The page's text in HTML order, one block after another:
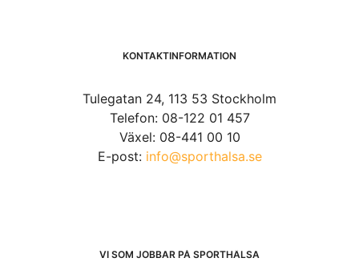
KONTAKTINFORMATION
Tulegatan 24, 113 53 Stockholm
Telefon: 08-122 01 457
Växel: 08-441 00 10
E-post: info@sporthalsa.se
VI SOM JOBBAR PÅ SPORTHÄLSA